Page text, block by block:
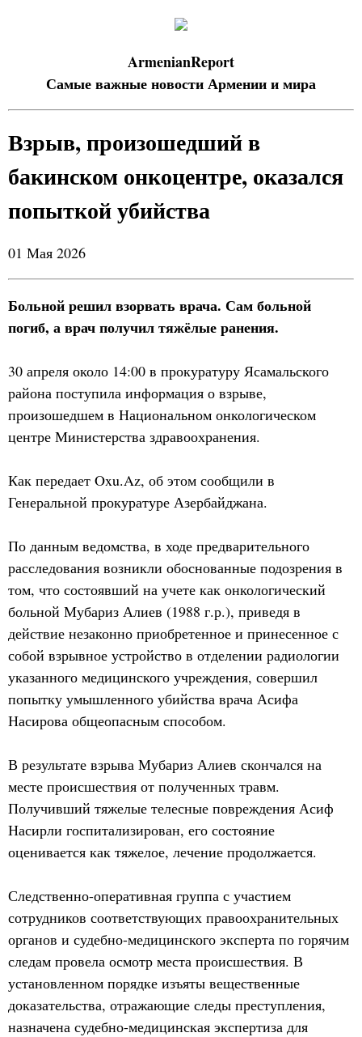
ArmenianReport
Самые важные новости Армении и мира
Взрыв, произошедший в
бакинском онкоцентре, оказался
попыткой убийства
01 Мая 2026
Больной решил взорвать врача. Сам больной
погиб, а врач получил тяжёлые ранения.
30 апреля около 14:00 в прокуратуру Ясамальского
района поступила информация о взрыве,
произошедшем в Национальном онкологическом
центре Министерства здравоохранения.
Как передает Oxu.Az, об этом сообщили в
Генеральной прокуратуре Азербайджана.
По данным ведомства, в ходе предварительного
расследования возникли обоснованные подозрения в
том, что состоявший на учете как онкологический
больной Мубариз Алиев (1988 г.р.), приведя в
действие незаконно приобретенное и принесенное с
собой взрывное устройство в отделении радиологии
указанного медицинского учреждения, совершил
попытку умышленного убийства врача Асифа
Насирова общеопасным способом.
В результате взрыва Мубариз Алиев скончался на
месте происшествия от полученных травм.
Получивший тяжелые телесные повреждения Асиф
Насирли госпитализирован, его состояние
оценивается как тяжелое, лечение продолжается.
Следственно-оперативная группа с участием
сотрудников соответствующих правоохранительных
органов и судебно-медицинского эксперта по горячим
следам провела осмотр места происшествия. В
установленном порядке изъяты вещественные
доказательства, отражающие следы преступления,
назначена судебно-медицинская экспертиза для